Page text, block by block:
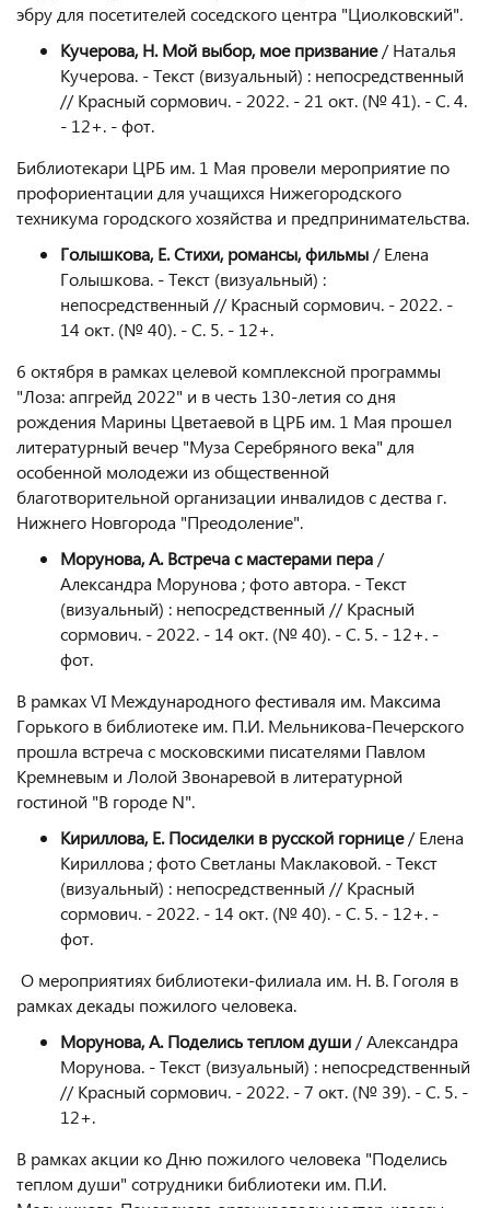
эбру для посетителей соседского центра "Циолковский".
Кучерова, Н. Мой выбор, мое призвание/ Наталья
Кучерова. - Текст (визуальный) : непосредственный
// Красный сормович. - 2022. - 21 окт. (№ 41). - С. 4.
- 12+. - фот.
Библиотекари ЦРБ им. 1 Мая провели мероприятие по
профориентации для учащихся Нижегородского
техникума городского хозяйства и предпринимательства.
Голышкова, Е. Стихи, романсы, фильмы / Елена
Голышкова. - Текст (визуальный) :
непосредственный // Красный сормович. - 2022. -
14 окт. (№ 40). - С. 5. - 12+.
6 октября в рамках целевой комплексной программы
"Лоза: апгрейд 2022" и в честь 130-летия со дня
рождения Марины Цветаевой в ЦРБ им. 1 Мая прошел
литературный вечер "Муза Серебряного века" для
особенной молодежи из общественной
благотворительной организации инвалидов с дества г.
Нижнего Новгорода "Преодоление".
Морунова, А. Встреча с мастерами пера /
Александра Морунова ; фото автора. - Текст
(визуальный) : непосредственный // Красный
сормович. - 2022. - 14 окт. (№ 40). - С. 5. - 12+. -
фот.
В рамках VI Международного фестиваля им. Максима
Горького в библиотеке им. П.И. Мельникова-Печерского
прошла встреча с московскими писателями Павлом
Кремневым и Лолой Звонаревой в литературной
гостиной "В городе N".
Кириллова, Е. Посиделки в русской горнице/ Елена
Кириллова ; фото Светланы Маклаковой. - Текст
(визуальный) : непосредственный // Красный
сормович. - 2022. - 14 окт. (№ 40). - С. 5. - 12+. -
фот.
О мероприятиях библиотеки-филиала им. Н. В. Гоголя в
рамках декады пожилого человека.
Морунова, А. Поделись теплом души / Александра
Морунова. - Текст (визуальный) : непосредственный
// Красный сормович. - 2022. - 7 окт. (№ 39). - С. 5. -
12+.
В рамках акции ко Дню пожилого человека "Поделись
теплом души" сотрудники библиотеки им. П.И.